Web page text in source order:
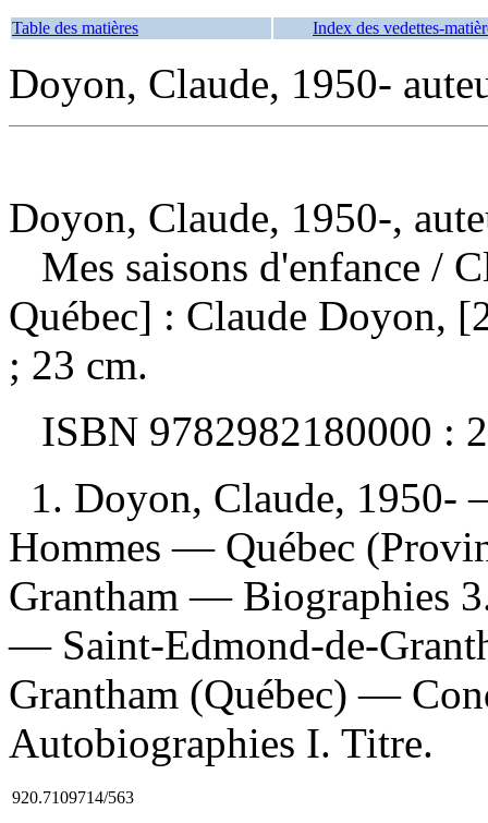
Table des matières Index des vedettes-
Doyon, Claude, 1950-
Doyon, Claude, 1950-,
Mes saisons d'enfance /
Québec] : Claude Doyon,
; 23 cm.
ISBN 9782982180000 :
1. Doyon, Claude, 1950-
Hommes — Québec
Grantham — Biographies
— Saint-Edmond-de-
Grantham (Québec) —
Autobiographies I. Titre.
920.7109714/563